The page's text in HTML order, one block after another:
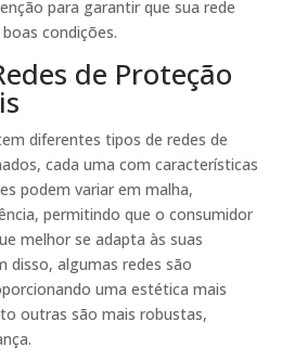
para garantir que sua rede
condições.
de Proteção
diferentes tipos de redes de
cada uma com características
podem variar em malha,
permitindo que o consumidor
melhor se adapta às suas
disso, algumas redes são
uma estética mais
outras são mais robustas,